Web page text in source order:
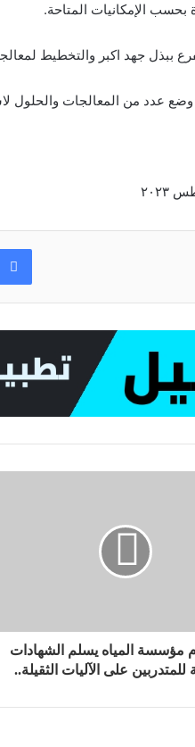
بحسب الإمكانيات المتاحة.
ببذل جهد اكبر والتخطيط
وضع عدد من المعالجات والحلول
مؤسسة المياه يسلم الشهادات
للمتدربين على الآليات الثقيلة..